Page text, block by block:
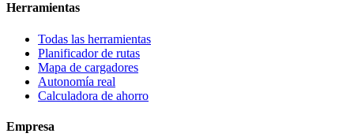
Herramientas
Todas las herramientas
Planificador de rutas
Mapa de cargadores
Autonomía real
Calculadora de ahorro
Empresa